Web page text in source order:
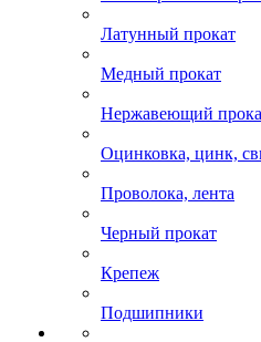
Латунный прокат
Медный прокат
Нержавеющий
Оцинковка, цинк,
Проволока, лента
Черный прокат
Крепеж
Подшипники